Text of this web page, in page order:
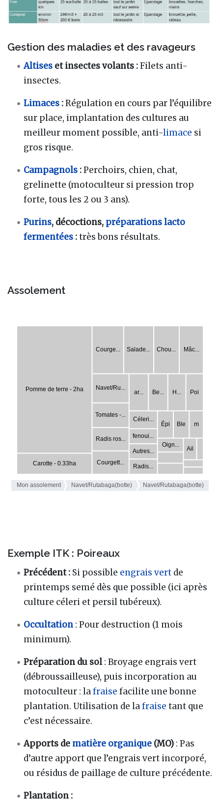
Gestion des maladies et des ravageurs
Altises et insectes volants :Filets anti-
insectes.
Limaces :Régulation en cours par l’équilibre
sur place, implantation des cultures au
meilleur moment possible, anti-limace si
gros risque.
Campagnols :Perchoirs, chien, chat,
grelinette (motoculteur si pression trop
forte, tous les 2 ou 3 ans).
Purins, décoctions, préparations lacto
fermentées :très bons résultats.
Assolement
Exemple ITK : Poireaux
Précédent : Si possible engrais vert de
printemps semé dès que possible (ici après
culture céleri et persil tubéreux).
Occultation : Pour destruction (1 mois
minimum).
Préparation du sol: Broyage engrais vert
(débroussailleuse), puis incorporation au
motoculteur : lafraise facilite une bonne
plantation. Utilisation de lafraise tant que
c’est nécessaire.
Apports de matière organique (MO) : Pas
d’autre apport que l’engrais vert incorporé,
ou résidus de paillage de culture précédente.
Plantation :